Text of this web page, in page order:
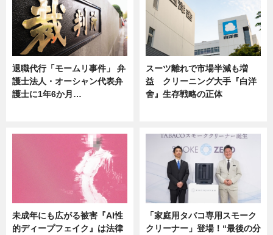
退職代行「モームリ事件」 弁
護士法人・オーシャン代表弁
護士に1年6か月…
スーツ離れで市場半減も増
益 クリーニング大手『白洋
舍』生存戦略の正体
未成年にも広がる被害『AI性
的ディープフェイク』は法律
「家庭用タバコ専用スモーク
クリーナー」登場！“最後の分